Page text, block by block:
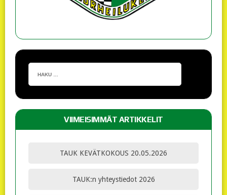
VIIMEISIMMÄT ARTIKKELIT
TAUK KEVÄTKOKOUS 20.05.2026
TAUK:n yhteystiedot 2026